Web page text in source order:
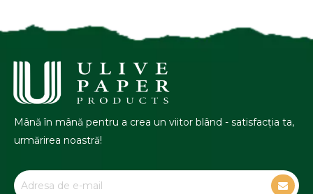
Mână în mână pentru a crea un viitor blând - satisfacția ta,
urmărirea noastră!